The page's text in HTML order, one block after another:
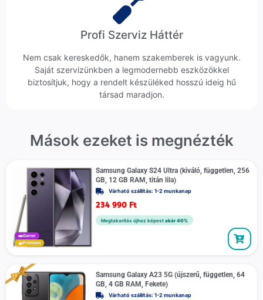
Profi Szerviz Háttér
Nem csak kereskedők, hanem szakemberek is vagyunk.
Saját szervizünkben a legmodernebb eszközökkel
biztosítjuk, hogy a rendelt készüléked hosszú ideig hű
társad maradjon.
Mások ezeket is megnézték
Gamer
Prémium
Samsung Galaxy S24 Ultra (kiváló, független, 256
GB, 12 GB RAM, titán lila)
Várható szállítás: 1-2 munkanap
234 990 Ft
Megtakarítás újhoz képest akár 40%
Samsung Galaxy A23 5G (újszerű, független, 64
GB, 4 GB RAM, Fekete)
Várható szállítás: 1-2 munkanap